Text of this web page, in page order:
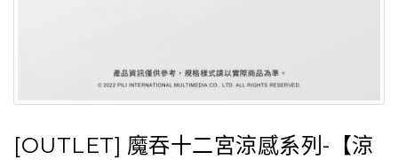
[OUTLET] 魔吞十二宮涼感系列-【涼